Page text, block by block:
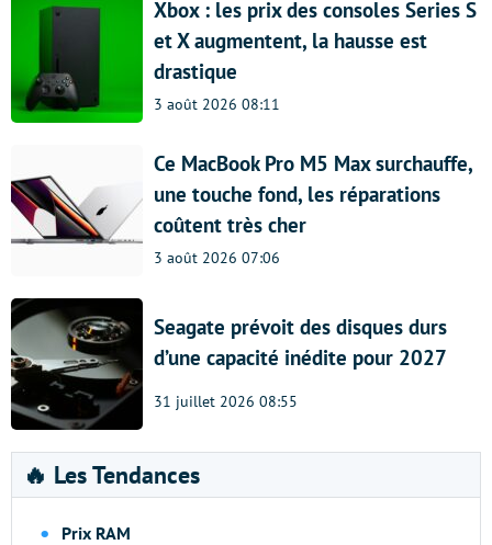
Xbox : les prix des consoles Series S
et X augmentent, la hausse est
drastique
3 août 2026 08:11
Ce MacBook Pro M5 Max surchauffe,
une touche fond, les réparations
coûtent très cher
3 août 2026 07:06
Seagate prévoit des disques durs
d’une capacité inédite pour 2027
31 juillet 2026 08:55
🔥 Les Tendances
Prix RAM